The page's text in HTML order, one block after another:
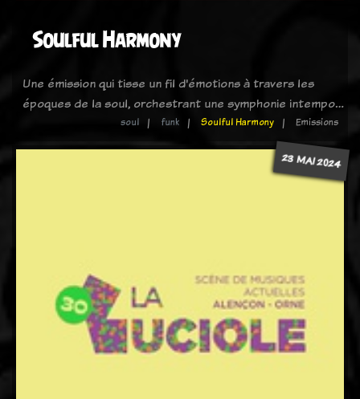
Soulful Harmony
Une émission qui tisse un fil d'émotions à travers les
époques de la soul, orchestrant une symphonie intempo…
soul funk Soulful Harmony Emissions
23 MAI 2024